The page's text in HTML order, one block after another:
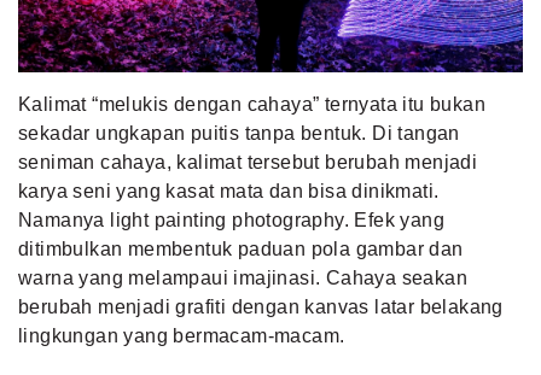
MLDPOINTS
SEARCH
Kalimat “melukis dengan cahaya” ternyata itu bukan
sekadar ungkapan puitis tanpa bentuk. Di tangan
seniman cahaya, kalimat tersebut berubah menjadi
karya seni yang kasat mata dan bisa dinikmati.
Namanya light painting photography. Efek yang
ditimbulkan membentuk paduan pola gambar dan
warna yang melampaui imajinasi. Cahaya seakan
berubah menjadi grafiti dengan kanvas latar belakang
lingkungan yang bermacam-macam.